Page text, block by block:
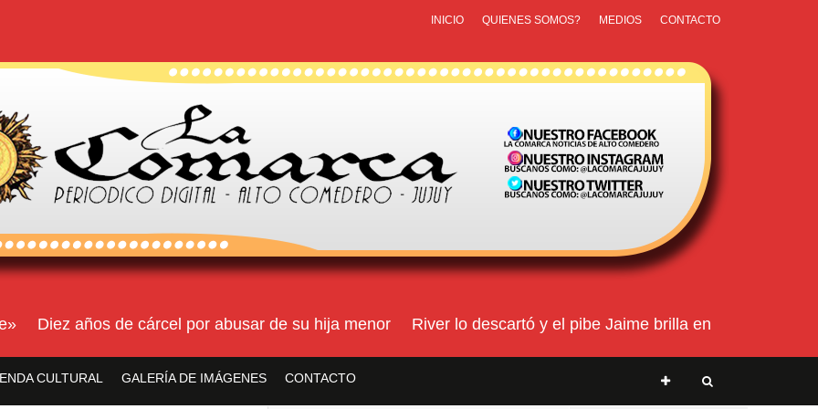
INICIO QUIENES SOMOS? MEDIOS CONTACTO
Diez años de cárcel por abusar de su hija menor River lo descartó y el pibe Jaime brilla en Peñarol de
CULTURAL GALERÍA DE IMÁGENES CONTACTO